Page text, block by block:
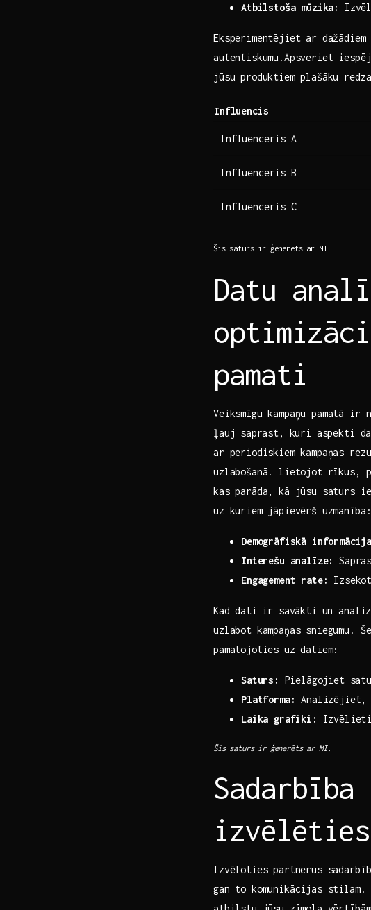
Atbilstoša mūzika:
Eksperimentējiet ar
autentiskumu.Apsveriet‌
jūsu produktiem plašāku
Influencis
Influenceris⁢ A
Influenceris B
Influenceris C
Šis saturs ir ģenerēts ar MI.
Datu
pamati
Veiksmīgu kampaņu
ļauj⁣ saprast, kuri aspekti
ar periodiskiem‍ kampaņas
uzlabošanā. lietojot rīkus,
kas parāda, kā jūsu saturs
uz kuriem jāpievērš uzmanība:
Demogrāfiskā
Interešu analīze:
Engagement rate:
Kad dati ⁣ir savākti un
uzlabot kampaņas
pamatojoties uz datiem:
Saturs:
⁢Pielāgojiet
Platforma: Analizējiet,
Laika grafiki:
Šis saturs ir ģenerēts ar MI.
Izvēloties partnerus
gan to komunikācijas